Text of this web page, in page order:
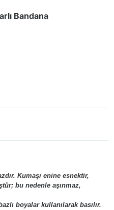
Bandana
Kumaşı enine esnektir,
bu nedenle aşınmaz,
boyalar kullanılarak basılır.